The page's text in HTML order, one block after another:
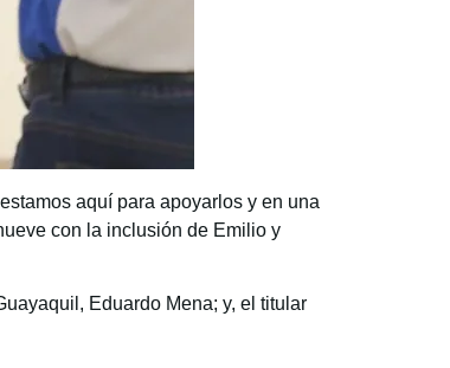
aquí para apoyarlos y en una
con la inclusión de Emilio y
Eduardo Mena; y, el titular